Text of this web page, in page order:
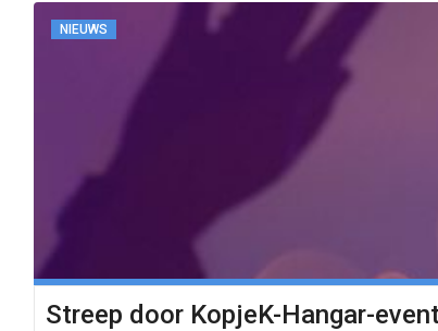
NIEUWS
Streep door KopjeK-Hangar-